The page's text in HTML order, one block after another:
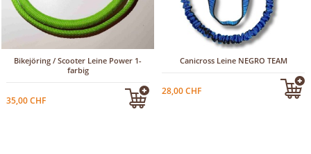
Bikejöring / Scooter Leine Power 1-
farbig
35,00 CHF
Canicross Leine NEGRO TEAM
28,00 CHF